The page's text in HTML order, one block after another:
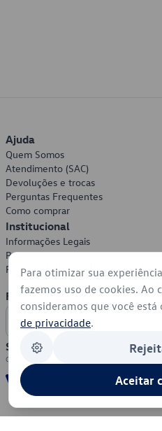
Ajuda
Quem Somos
Atendimento (SAC)
Devoluções e trocas
Perguntas Frequentes
Como comprar
Institucional
Informações Legais
Política de Privacidade
Política de Cookies
Formas de Pagamento
Segurança
Para otimizar sua
fazemos uso de cookies. Ao
consideramos que você está
de privacidade.
Aceitar